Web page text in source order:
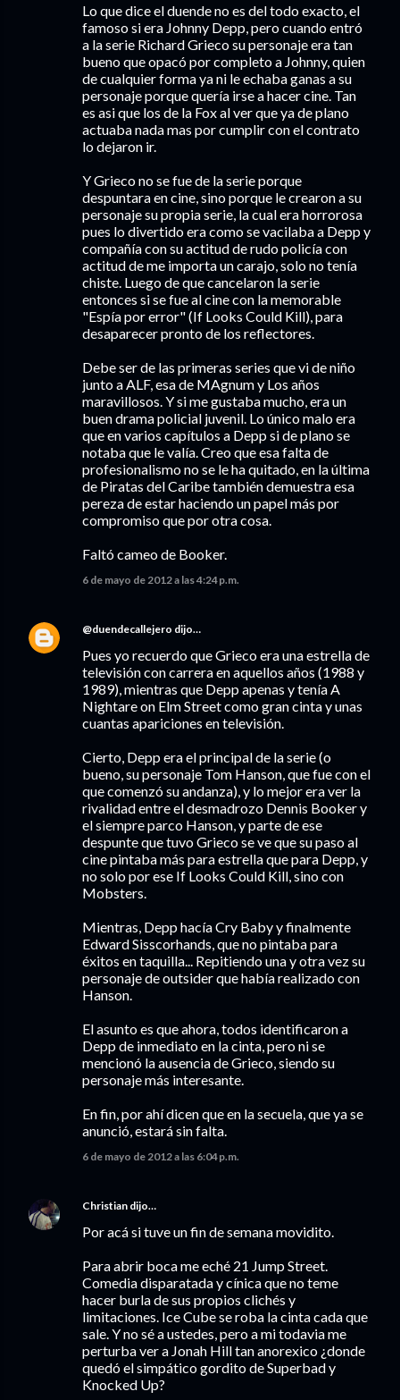
Lo que dice el duende no es del todo exacto, el
famoso si era Johnny Depp, pero cuando entró
a la serie Richard Grieco su personaje era tan
bueno que opacó por completo a Johnny, quien
de cualquier forma ya ni le echaba ganas a su
personaje porque quería irse a hacer cine. Tan
es asi que los de la Fox al ver que ya de plano
actuaba nada mas por cumplir con el contrato
lo dejaron ir.
Y Grieco no se fue de la serie porque
despuntara en cine, sino porque le crearon a su
personaje su propia serie, la cual era horrorosa
pues lo divertido era como se vacilaba a Depp y
compañía con su actitud de rudo policía con
actitud de me importa un carajo, solo no tenía
chiste. Luego de que cancelaron la serie
entonces si se fue al cine con la memorable
"Espía por error" (If Looks Could Kill), para
desaparecer pronto de los reflectores.
Debe ser de las primeras series que vi de niño
junto a ALF, esa de MAgnum y Los años
maravillosos. Y si me gustaba mucho, era un
buen drama policial juvenil. Lo único malo era
que en varios capítulos a Depp si de plano se
notaba que le valía. Creo que esa falta de
profesionalismo no se le ha quitado, en la última
de Piratas del Caribe también demuestra esa
pereza de estar haciendo un papel más por
compromiso que por otra cosa.
Faltó cameo de Booker.
6 de mayo de 2012 a las 4:24 p.m.
@duendecallejero dijo…
Pues yo recuerdo que Grieco era una estrella de
televisión con carrera en aquellos años (1988 y
1989), mientras que Depp apenas y tenía A
Nightare on Elm Street como gran cinta y unas
cuantas apariciones en televisión.
Cierto, Depp era el principal de la serie (o
bueno, su personaje Tom Hanson, que fue con el
que comenzó su andanza), y lo mejor era ver la
rivalidad entre el desmadrozo Dennis Booker y
el siempre parco Hanson, y parte de ese
despunte que tuvo Grieco se ve que su paso al
cine pintaba más para estrella que para Depp, y
no solo por ese If Looks Could Kill, sino con
Mobsters.
Mientras, Depp hacía Cry Baby y finalmente
Edward Sisscorhands, que no pintaba para
éxitos en taquilla... Repitiendo una y otra vez su
personaje de outsider que había realizado con
Hanson.
El asunto es que ahora, todos identificaron a
Depp de inmediato en la cinta, pero ni se
mencionó la ausencia de Grieco, siendo su
personaje más interesante.
En fin, por ahí dicen que en la secuela, que ya se
anunció, estará sin falta.
6 de mayo de 2012 a las 6:04 p.m.
Christian dijo…
Por acá si tuve un fin de semana movidito.
Para abrir boca me eché 21 Jump Street.
Comedia disparatada y cínica que no teme
hacer burla de sus propios clichés y
limitaciones. Ice Cube se roba la cinta cada que
sale. Y no sé a ustedes, pero a mi todavia me
perturba ver a Jonah Hill tan anorexico ¿donde
quedó el simpático gordito de Superbad y
Knocked Up?